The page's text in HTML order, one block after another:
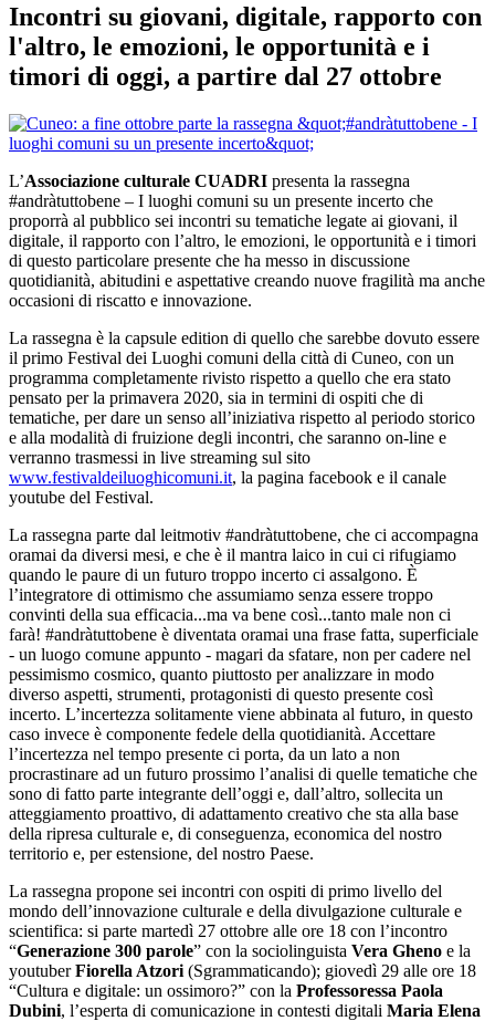
Incontri su giovani, digitale, rapporto con
l'altro, le emozioni, le opportunità e i
timori di oggi, a partire dal 27 ottobre
L’Associazione culturale CUADRI presenta la rassegna
#andràtuttobene – I luoghi comuni su un presente incerto che
proporrà al pubblico sei incontri su tematiche legate ai giovani, il
digitale, il rapporto con l’altro, le emozioni, le opportunità e i timori
di questo particolare presente che ha messo in discussione
quotidianità, abitudini e aspettative creando nuove fragilità ma anche
occasioni di riscatto e innovazione.
La rassegna è la capsule edition di quello che sarebbe dovuto essere
il primo Festival dei Luoghi comuni della città di Cuneo, con un
programma completamente rivisto rispetto a quello che era stato
pensato per la primavera 2020, sia in termini di ospiti che di
tematiche, per dare un senso all’iniziativa rispetto al periodo storico
e alla modalità di fruizione degli incontri, che saranno on-line e
verranno trasmessi in live streaming sul sito
www.festivaldeiluoghicomuni.it, la pagina facebook e il canale
youtube del Festival.
La rassegna parte dal leitmotiv #andràtuttobene, che ci accompagna
oramai da diversi mesi, e che è il mantra laico in cui ci rifugiamo
quando le paure di un futuro troppo incerto ci assalgono. È
l’integratore di ottimismo che assumiamo senza essere troppo
convinti della sua efficacia...ma va bene così...tanto male non ci
farà! #andràtuttobene è diventata oramai una frase fatta, superficiale
- un luogo comune appunto - magari da sfatare, non per cadere nel
pessimismo cosmico, quanto piuttosto per analizzare in modo
diverso aspetti, strumenti, protagonisti di questo presente così
incerto. L’incertezza solitamente viene abbinata al futuro, in questo
caso invece è componente fedele della quotidianità. Accettare
l’incertezza nel tempo presente ci porta, da un lato a non
procrastinare ad un futuro prossimo l’analisi di quelle tematiche che
sono di fatto parte integrante dell’oggi e, dall’altro, sollecita un
atteggiamento proattivo, di adattamento creativo che sta alla base
della ripresa culturale e, di conseguenza, economica del nostro
territorio e, per estensione, del nostro Paese.
La rassegna propone sei incontri con ospiti di primo livello del
mondo dell’innovazione culturale e della divulgazione culturale e
scientifica: si parte martedì 27 ottobre alle ore 18 con l’incontro
“Generazione 300 parole” con la sociolinguista Vera Gheno e la
youtuberFiorella Atzori (Sgrammaticando); giovedì 29 alle ore 18
“Cultura e digitale: un ossimoro?” con la Professoressa Paola
Dubini, l’esperta di comunicazione in contesti digitali Maria Elena